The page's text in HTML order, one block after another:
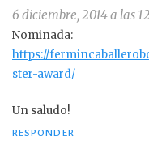
k
6 diciembre, 2014 a las
Nominada:
https://
ster-award/
Un saludo!
RESPONDER